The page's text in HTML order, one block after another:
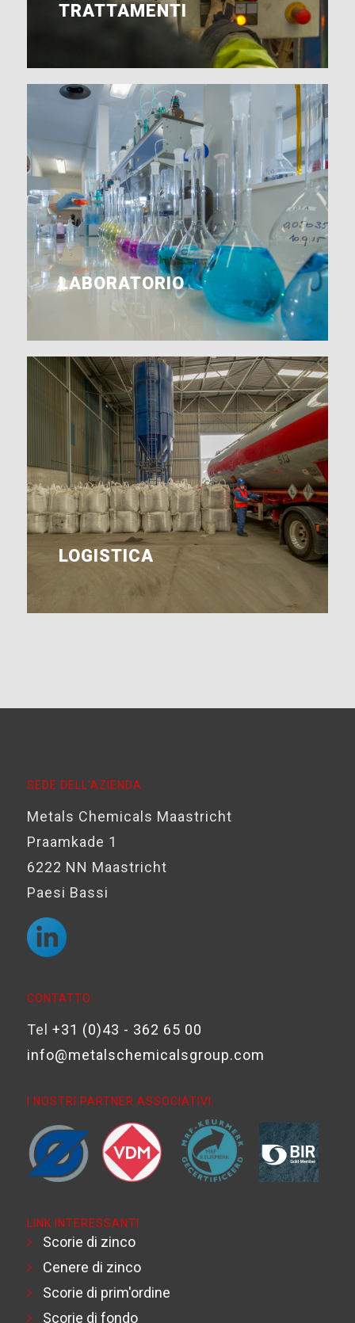
TRATTAMENTI
LABORATORIO
LOGISTICA
SEDE DELL'AZIENDA
Metals Chemicals Maastricht
Praamkade 1
6222 NN Maastricht
Paesi Bassi
CONTATTO
Tel +31 (0)43 - 362 65 00
info@metalschemicalsgroup.com
I NOSTRI PARTNER ASSOCIATIVI
LINK INTERESSANTI
Scorie di zinco
Cenere di zinco
Scorie di prim'ordine
Scorie di fondo